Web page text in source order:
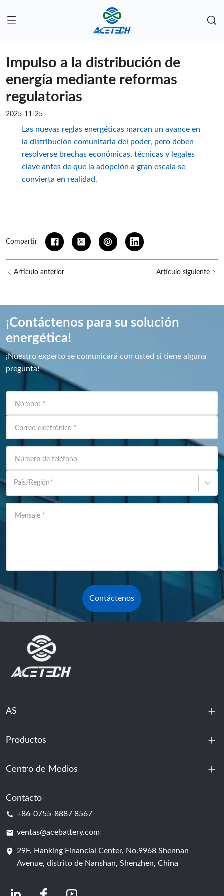
Impulso a la distribución de
energía mediante reformas
regulatorias
2025-11-25
Las nuevas reglas energéticas marcan un avance en
la distribución comunitaria del poder, pero deben
resolverse brechas económicas, técnicas y legales
clave antes de que la adopción a gran escala se
convierta en realidad.
Compartir
Artículo anterior Artículo siguiente
¡Contáctenos para su solución
energética!
¡Nuestro experto se comunicará con usted si tiene alguna
pregunta!
Nombre *
Correo electrónico *
Número de teléfono
País/Región*
Mensaje *
Contáctenos
AS
Sobre nosotros
Sostenibilidad
Productos
Almacenamiento de energía
Centro de datos y sala de servidores
Célula de batería
Centro de Medios
Noticias
Contacto
+86-0755-8887 8567
ventas@acebattery.com
29F, Hanking Financial Center, No.9968 Shennan
Avenue, distrito de Nanshan, Shenzhen, China